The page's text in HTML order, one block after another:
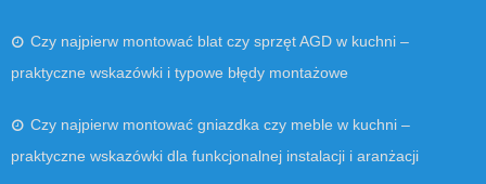
Czy najpierw montować blat czy sprzęt AGD w kuchni –
praktyczne wskazówki i typowe błędy montażowe
Czy najpierw montować gniazdka czy meble w kuchni –
praktyczne wskazówki dla funkcjonalnej instalacji i aranżacji